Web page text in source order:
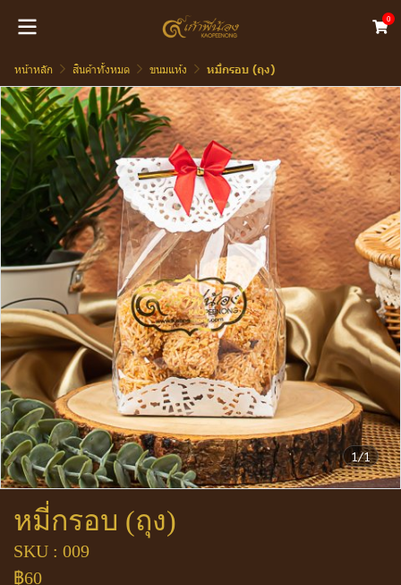
0
หน้าหลัก สินค้าทั้งหมด ขนมแห้ง หมี่กรอบ (ถุง)
1/1
หมี่กรอบ (ถุง)
SKU : 009
฿60